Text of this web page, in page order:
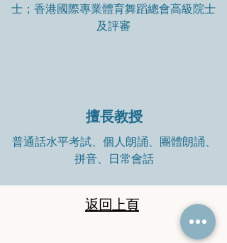
士；香港國際專業體育舞蹈總會高級院士
及評審
擅長教授
普通話水平考試、個人朗誦、團體朗誦、
拼音、日常會話
返回上頁